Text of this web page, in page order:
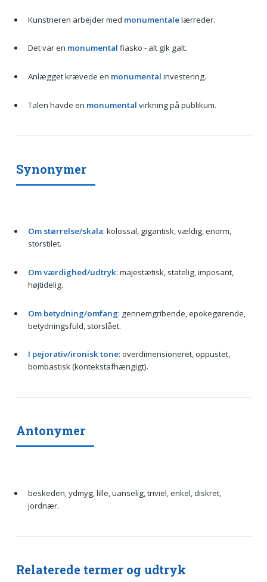
Kunstneren arbejder med monumentalelærreder.
Det var en monumental fiasko - alt gik galt.
Anlægget krævede en monumental investering.
Talen havde en monumental virkning på publikum.
Synonymer
Om størrelse/skala: kolossal, gigantisk, vældig, enorm,
storstilet.
Om værdighed/udtryk: majestætisk, statelig, imposant,
højtidelig.
Om betydning/omfang: gennemgribende, epokegørende,
betydningsfuld, storslået.
I pejorativ/ironisk tone: overdimensioneret, oppustet,
bombastisk (kontekstafhængigt).
Antonymer
beskeden, ydmyg, lille, uanselig, triviel, enkel, diskret,
jordnær.
Relaterede termer og udtryk